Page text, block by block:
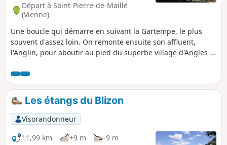
Départ à Saint-Pierre-de-Maillé
(Vienne)
Une boucle qui démarre en suivant la Gartempe, le plus
souvent d'assez loin. On remonte ensuite son affluent,
l'Anglin, pour aboutir au pied du superbe village d'Angles-
Les étangs du Blizon
Visorandonneur
11,99 km
+9 m
-9 m